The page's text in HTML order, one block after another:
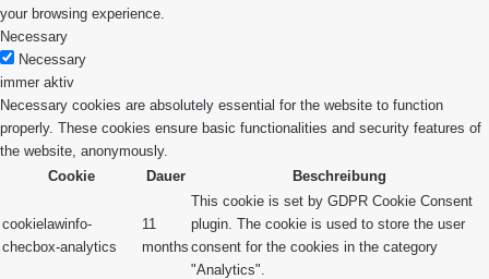
your browsing experience.
Necessary
Necessary
immer aktiv
Necessary cookies are absolutely essential for the website to function
properly. These cookies ensure basic functionalities and security features of
the website, anonymously.
Cookie
Dauer Beschreibung
cookielawinfo-
checbox-analytics
11
months
This cookie is set by GDPR Cookie Consent
plugin. The cookie is used to store the user
consent for the cookies in the category
"Analytics".